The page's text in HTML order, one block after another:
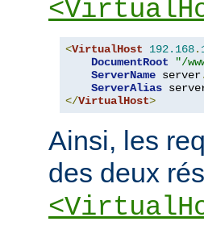
<VirtualHost 192.168.
DocumentRoot
"/
ServerName server.
ServerAlias
</VirtualHost>
Ainsi, les
des deux